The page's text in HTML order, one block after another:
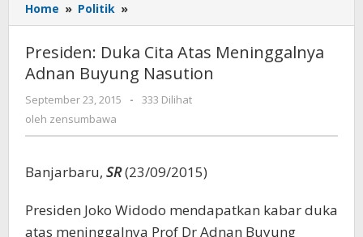
Home » Politik »
Duka
Atas
Meninggalnya
Adnan
Presiden: Duka Cita Atas Meninggalnya
Adnan Buyung Nasution
September 23, 2015
oleh
-
333 Dilihat
oleh zensumbawa
Banjarbaru, SR(23/09/2015)
Presiden Joko Widodo mendapatkan kabar duka
atas meninggalnya Prof Dr Adnan Buyung